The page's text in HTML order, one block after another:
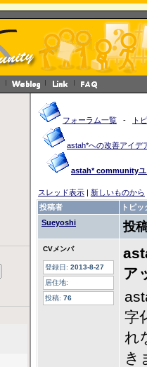
フォーラム一覧 - ト
astah*への改善アイデ
astah* communityユ
スレッド表示 | 新しいものから
投稿者
トピッ
Sueyoshi
投
CVメンバ
登録日: 2013-8-27
居住地:
投稿: 76
ア
字
れ
き